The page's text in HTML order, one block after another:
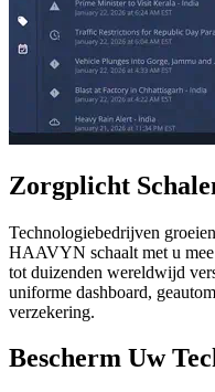
Zorgplicht
Technologiebedrijven
HAAVYN schaalt met u
tot duizenden wereldwijd
uniforme dashboard,
verzekering.
Bescherm Uw